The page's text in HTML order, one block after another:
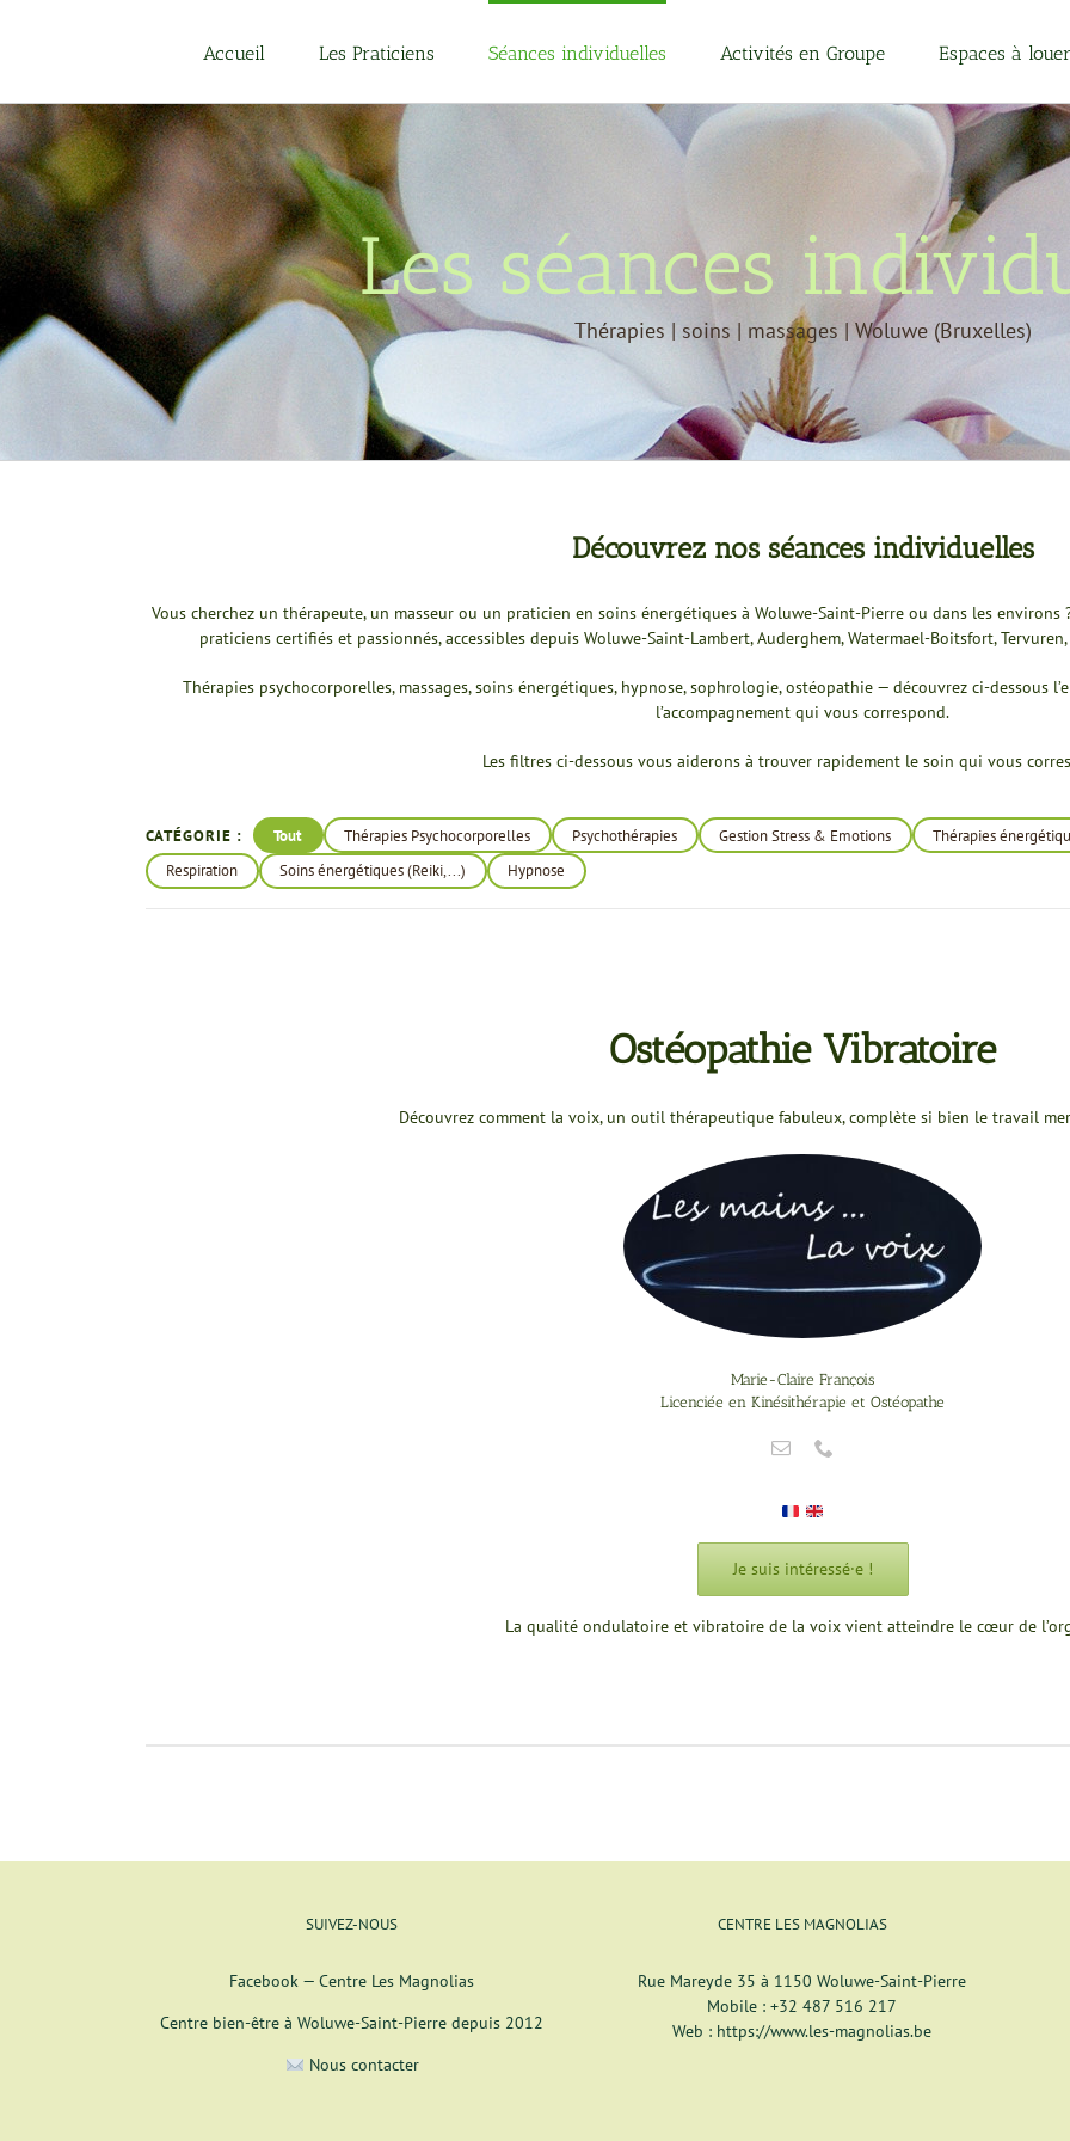
Accueil Les Praticiens Séances individuelles Activités en Groupe Espaces à louer
Les séances
Thérapies | soins | massages | Woluwe (Bruxelles)
Découvrez nos séances individuelles
Vous cherchez un thérapeute, un masseur ou un praticien en soins énergétiques à Woluwe-Saint-Pierre ou dans les
praticiens certifiés et passionnés, accessibles depuis Woluwe-Saint-Lambert, Auderghem, Watermael-Boitsfort,
Thérapies psychocorporelles, massages, soins énergétiques, hypnose, sophrologie, ostéopathie — découvrez ci-dessous
l’accompagnement qui vous correspond.
Les filtres ci-dessous vous aiderons à trouver rapidement le soin qui vous
CATÉGORIE : Tout Thérapies Psychocorporelles Psychothérapies Gestion Stress & Emotions Thérapies
Respiration
Soins énergétiques (Reiki,...) Hypnose
Ostéopathie Vibratoire
Découvrez comment la voix, un outil thérapeutique fabuleux, complète si bien le travail
Marie-Claire François
Licenciée en Kinésithérapie et Ostéopathe
Je suis intéressé·e !
La qualité ondulatoire et vibratoire de la voix vient atteindre le cœur de
SUIVEZ-NOUS
Facebook — Centre Les Magnolias
Centre bien-être à Woluwe-Saint-Pierre depuis 2012
Nous contacter
CENTRE LES MAGNOLIAS
Rue Mareyde 35 à 1150 Woluwe-Saint-Pierre
Mobile :+32 487 516 217
Web : https://www.les-magnolias.be